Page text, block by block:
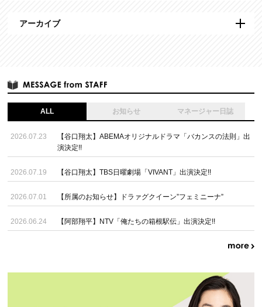
アーカイブ
ALL お知らせ マネージャー日誌
2026.07.23
【谷口翔太】ABEMAオリジナルドラマ「バカンスの法則」出
演決定!!
2026.07.19 【谷口翔太】TBS日曜劇場「VIVANT」出演決定!!
2026.07.01 【所属のお知らせ】ドラァグクイーン”フェミニーナ”
2026.06.24 【阿部翔平】NTV「俺たちの箱根駅伝」出演決定!!